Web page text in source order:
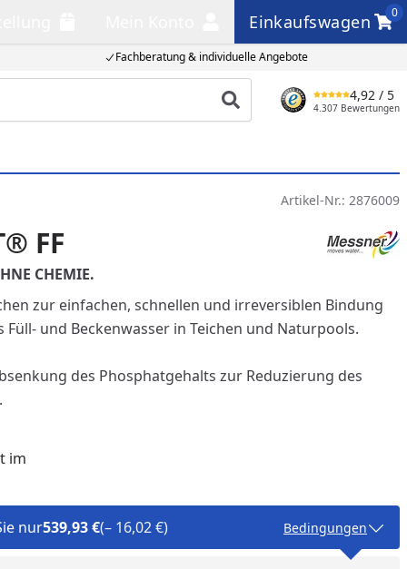
Fachberatung & individuelle Angebote
Einkaufswagen
0
Einkaufswagen
Produkt suchen
4,92 / 5
4.307 Bewertungen
Artikel-Nr.: 2876009
FF
CHEMIE.
zur einfachen, schnellen und irreversiblen Bindung
Füll- und Beckenwasser in Teichen und Naturpools.
des Phosphatgehalts zur Reduzierung des
im
nur539,93 €(– 16,02 €) Bedingungen